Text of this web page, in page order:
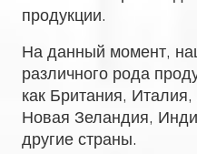
продукции.
На данный момент,
различного рода
как Британия,
Новая Зеландия,
другие страны.